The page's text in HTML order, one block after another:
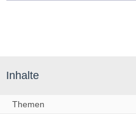
Inhalte
Themen